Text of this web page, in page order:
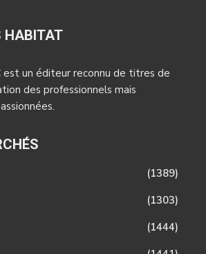
HABITAT
est un éditeur reconnu de titres de
des professionnels mais
(1389)
(1303)
(1444)